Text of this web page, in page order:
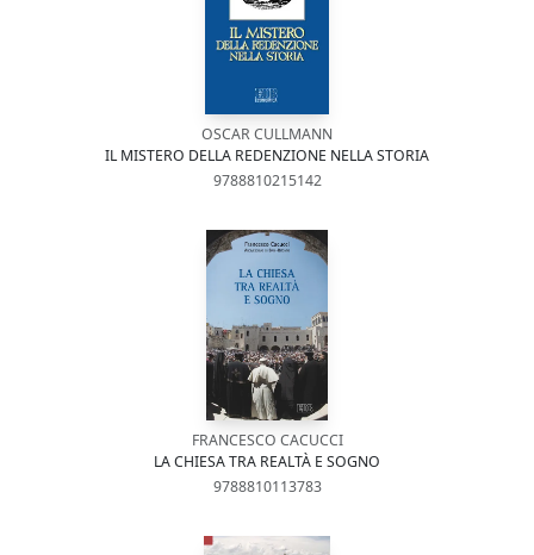
OSCAR CULLMANN
IL MISTERO DELLA REDENZIONE NELLA STORIA
9788810215142
FRANCESCO CACUCCI
LA CHIESA TRA REALTÀ E SOGNO
9788810113783